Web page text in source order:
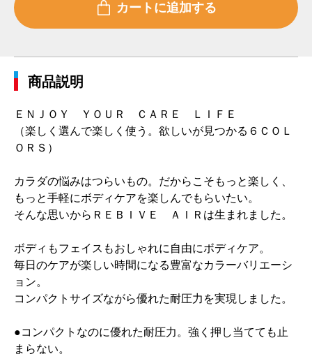
商品説明
ＥＮＪＯＹ ＹＯＵＲ ＣＡＲＥ ＬＩＦＥ
（楽しく選んで楽しく使う。欲しいが見つかる６ＣＯＬ
ＯＲＳ）
カラダの悩みはつらいもの。だからこそもっと楽しく、
もっと手軽にボディケアを楽しんでもらいたい。
そんな思いからＲＥＢＩＶＥ ＡＩＲは生まれました。
ボディもフェイスもおしゃれに自由にボディケア。
毎日のケアが楽しい時間になる豊富なカラーバリエーシ
ョン。
コンパクトサイズながら優れた耐圧力を実現しました。
●コンパクトなのに優れた耐圧力。強く押し当てても止
まらない。